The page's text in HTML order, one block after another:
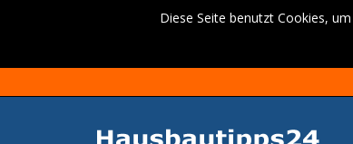
Diese Seite benutzt Cookies,